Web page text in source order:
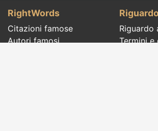
RightWords
Citazioni famose
Autori famosi
Riguardo
Termini